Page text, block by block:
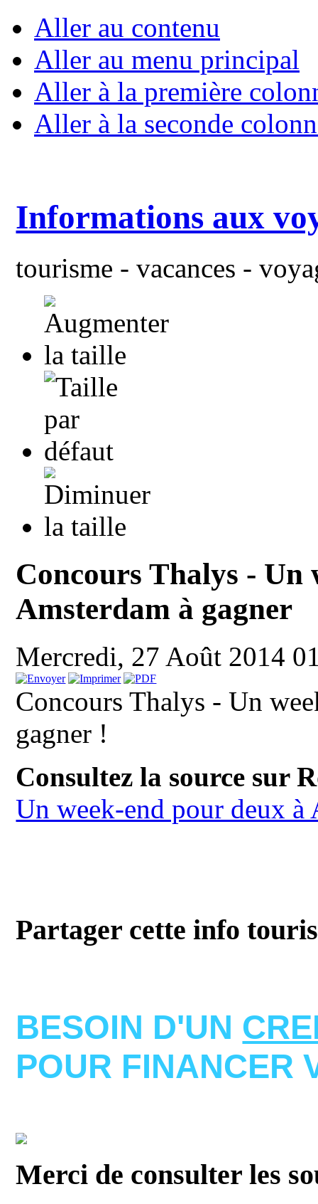
Aller au contenu
Aller au menu principal
Aller à la première
Aller à la seconde
Informations aux
tourisme - vacances -
Concours Thalys - Un
Amsterdam à gagner
Mercredi, 27 Août 2014
Concours Thalys - Un
gagner !
Consultez la source sur
Un week-end pour deux à
Partager cette info
BESOIN D'UN
POUR FINANCER
Merci de consulter les